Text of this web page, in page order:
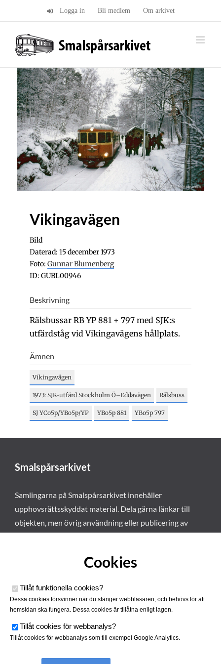
Logga in Bli medlem Om arkivet
Vikingavägen
Bild
Daterad: 15 december 1973
Foto: Gunnar Blumenberg
ID: GUBL00946
Beskrivning
Rälsbussar RB YP 881 + 797 med SJK:s
utfärdståg vid Vikingavägens hållplats.
Ämnen
Vikingavägen
1973: SJK-utfärd Stockholm Ö–Eddavägen Rälsbuss
SJ YCo5p/YBo5p/YP YBo5p 881 YBo5p 797
Smalspårsarkivet
Samlingarna på Smalspårsarkivet innehåller
upphovsrättsskyddat material. Dela gärna länkar till
objekten, men övrig användning eller publicering av
Cookies
Tillåt funktionella cookies?
Dessa cookies försvinner när du stänger webbläsaren, och behövs för att
hemsidan ska fungera. Dessa cookies är tillåtna enligt lagen.
Tillåt cookies för webbanalys?
Tillåt cookies för webbanalys som till exempel Google Analytics.